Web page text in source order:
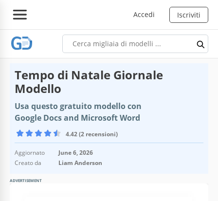
Accedi Iscriviti
Tempo di Natale Giornale
Modello
Usa questo gratuito modello con
Google Docs and Microsoft Word
4.42 (2 recensioni)
Aggiornato
June 6, 2026
Creato da
Liam Anderson
ADVERTISEMENT